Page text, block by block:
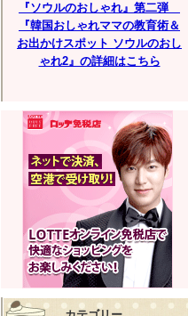
『ソウルのおしゃれ』第二弾
『韓国おしゃれママの教育術＆
お出かけスポット ソウルのおし
ゃれ2』の詳細はこちら